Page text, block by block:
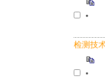
•
检测技
•